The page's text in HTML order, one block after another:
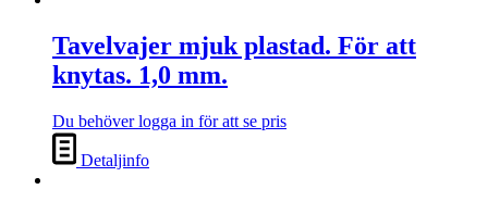
Tavelvajer mjuk plastad. För att
knytas. 1,0 mm.
Du behöver logga in för att se pris
Detaljinfo